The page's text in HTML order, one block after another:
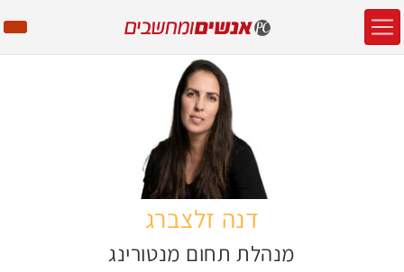
דנה זלצברג
מנהלת תחום מנטורינג